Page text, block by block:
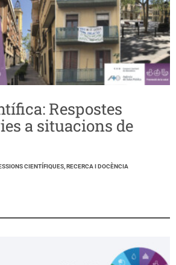
Respostes
a situacions de
CIENTÍFIQUES, RECERCA I DOCÈNCIA